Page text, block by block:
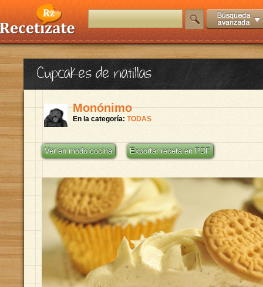
Cupcakes de natillas
Monónimo
En la categoría: TODAS
Ver en modo cocina Exportar receta en PDF